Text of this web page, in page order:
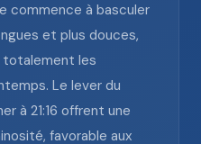
commence à basculer
et plus douces,
les
Le lever du
à 21:16 offrent une
favorable aux